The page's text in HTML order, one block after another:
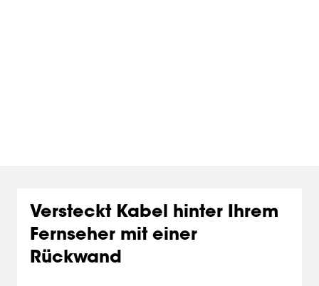
Versteckt Kabel hinter Ihrem
Fernseher mit einer
Rückwand